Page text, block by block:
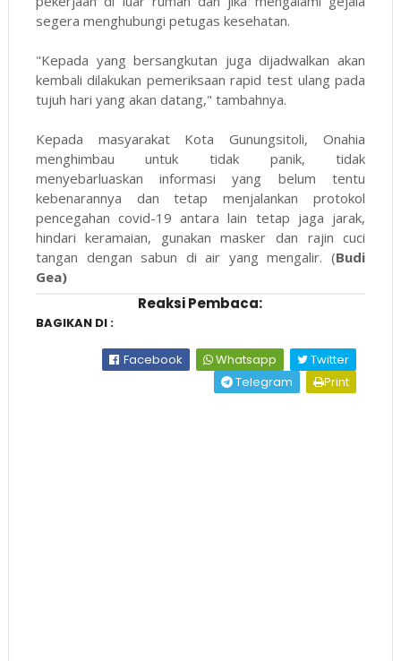
segera menghubungi petugas kesehatan.
"Kepada yang bersangkutan juga dijadwalkan akan
kembali dilakukan pemeriksaan rapid test ulang pada
tujuh hari yang akan datang," tambahnya.
Kepada masyarakat Kota Gunungsitoli, Onahia
menghimbau untuk tidak panik, tidak
menyebarluaskan informasi yang belum tentu
kebenarannya dan tetap menjalankan protokol
pencegahan covid-19 antara lain tetap jaga jarak,
hindari keramaian, gunakan masker dan rajin cuci
tangan dengan sabun di air yang mengalir. (Budi
Gea)
Reaksi Pembaca:
BAGIKAN DI :
Facebook Whatsapp
Twitter
Telegram
Print